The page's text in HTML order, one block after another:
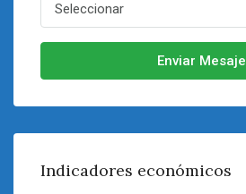
Seleccionar
Enviar Mesaje
Indicadores económicos